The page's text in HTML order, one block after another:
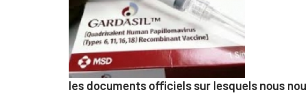
les documents officiels sur lesquels nous